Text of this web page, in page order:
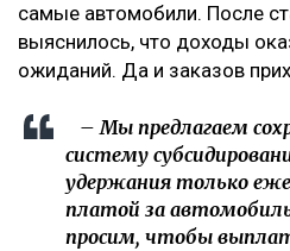
самые автомобили. После
выяснилось, что доходы
ожиданий. Да и заказов
– Мы предлагаем
систему
удержания только
платой за
просим, чтобы